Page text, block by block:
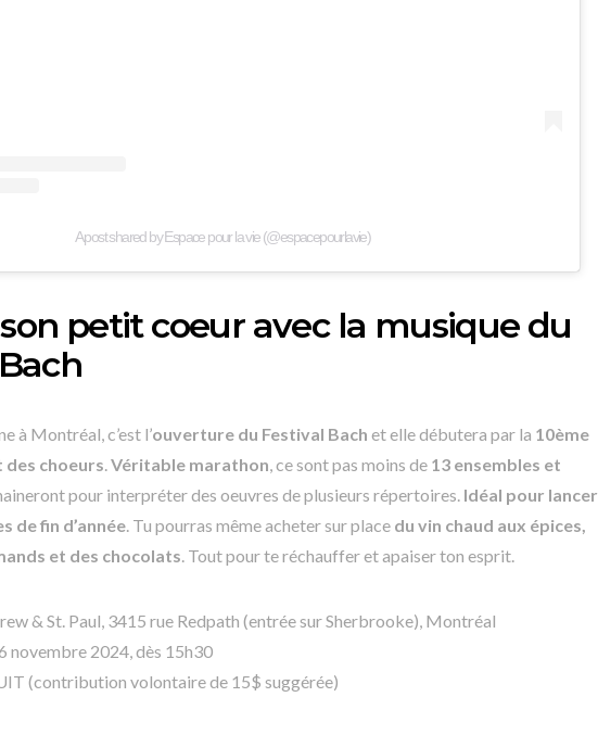
A post shared by Espace pour la vie (@espacepourlavie)
petit coeur avec la musique du
à Montréal, c’est l’ouverture du Festival Bach et elle débutera par la 10ème
des choeurs.Véritable marathon, ce sont pas moins de 13 ensembles et
pour interpréter des oeuvres de plusieurs répertoires. Idéal pour lancer
de fin d’année. Tu pourras même acheter sur place du vin chaud aux épices,
et des chocolats. Tout pour te réchauffer et apaiser ton esprit.
& St. Paul, 3415 rue Redpath (entrée sur Sherbrooke), Montréal
novembre 2024, dès 15h30
(contribution volontaire de 15$ suggérée)